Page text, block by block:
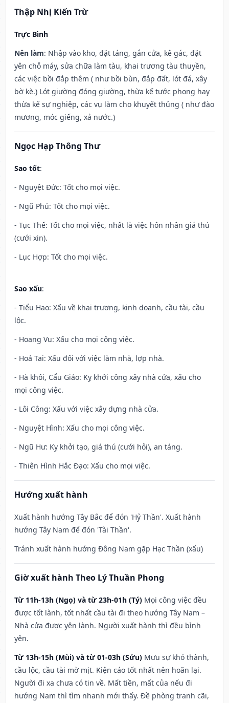
Thập Nhị Kiến Trừ
Trực Bình
Nên làm: Nhập vào kho, đặt táng, gắn cửa, kê gác, đặt
yên chỗ máy, sửa chữa làm tàu, khai trương tàu thuyền,
các việc bồi đắp thêm ( như bồi bùn, đắp đất, lót đá, xây
bờ kè.) Lót giường đóng giường, thừa kế tước phong hay
thừa kế sự nghiệp, các vụ làm cho khuyết thủng ( như đào
mương, móc giếng, xả nước.)
Ngọc Hạp Thông Thư
Sao tốt:
- Nguyệt Đức: Tốt cho mọi việc.
- Ngũ Phú: Tốt cho mọi việc.
- Tục Thế: Tốt cho mọi việc, nhất là việc hôn nhân giá thú
(cưới xin).
- Lục Hợp: Tốt cho mọi việc.
Sao xấu:
- Tiểu Hao: Xấu về khai trương, kinh doanh, cầu tài, cầu
lộc.
- Hoang Vu: Xấu cho mọi công việc.
- Hoả Tai: Xấu đối với việc làm nhà, lợp nhà.
- Hà khôi, Cẩu Giảo: Kỵ khởi công xây nhà cửa, xấu cho
mọi công việc.
- Lôi Công: Xấu với việc xây dựng nhà cửa.
- Nguyệt Hình: Xấu cho mọi công việc.
- Ngũ Hư: Kỵ khởi tạo, giá thú (cưới hỏi), an táng.
- Thiên Hình Hắc Đạo: Xấu cho mọi việc.
Hướng xuất hành
Xuất hành hướng Tây Bắc để đón 'Hỷ Thần'. Xuất hành
hướng Tây Nam để đón 'Tài Thần'.
Tránh xuất hành hướng Đông Nam gặp Hạc Thần (xấu)
Giờ xuất hành Theo Lý Thuần Phong
Từ 11h-13h (Ngọ) và từ 23h-01h (Tý) Mọi công việc đều
được tốt lành, tốt nhất cầu tài đi theo hướng Tây Nam –
Nhà cửa được yên lành. Người xuất hành thì đều bình
yên.
Từ 13h-15h (Mùi) và từ 01-03h (Sửu) Mưu sự khó thành,
cầu lộc, cầu tài mờ mịt. Kiện cáo tốt nhất nên hoãn lại.
Người đi xa chưa có tin về. Mất tiền, mất của nếu đi
hướng Nam thì tìm nhanh mới thấy. Đề phòng tranh cãi,